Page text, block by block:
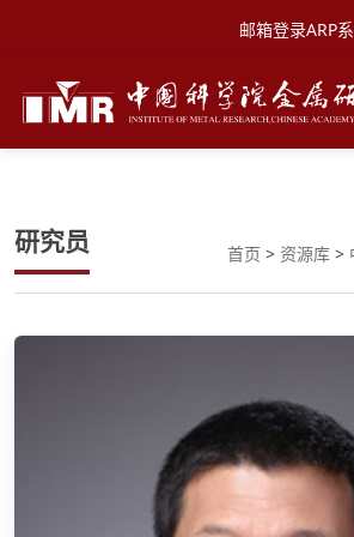
邮箱登录ARP
研究员 首页 > 资源库 >